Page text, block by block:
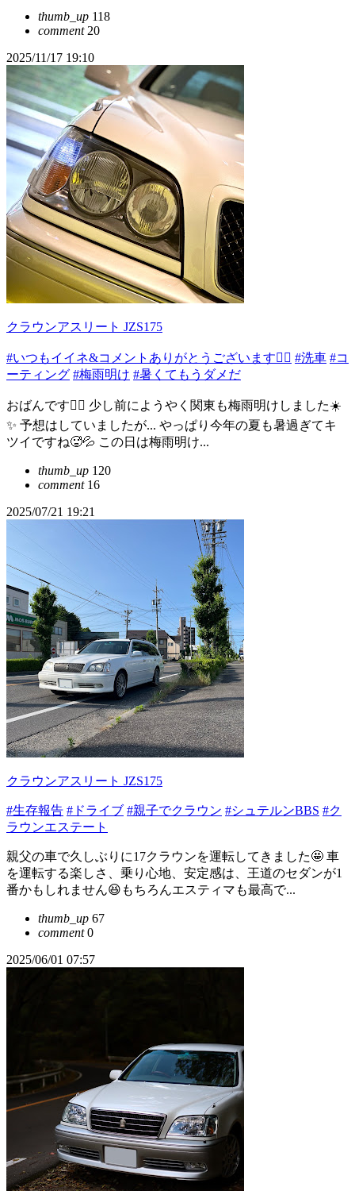
thumb_up 118
comment20
2025/11/17 19:10
クラウンアスリート JZS175
#いつもイイネ&コメントありがとうございます🙇‍♂️ #洗車 #コ
ーティング #梅雨明け #暑くてもうダメだ
おばんです🙇‍♂️ 少し前にようやく関東も梅雨明けしました☀️
✨ 予想はしていましたが... やっぱり今年の夏も暑過ぎてキ
ツイですね🥵💦 この日は梅雨明け...
thumb_up 120
comment16
2025/07/21 19:21
クラウンアスリート JZS175
#生存報告 #ドライブ #親子でクラウン #シュテルンBBS #ク
ラウンエステート
親父の車で久しぶりに17クラウンを運転してきました🤩 車
を運転する楽しさ、乗り心地、安定感は、王道のセダンが1
番かもしれません😆もちろんエスティマも最高で...
thumb_up 67
comment0
2025/06/01 07:57